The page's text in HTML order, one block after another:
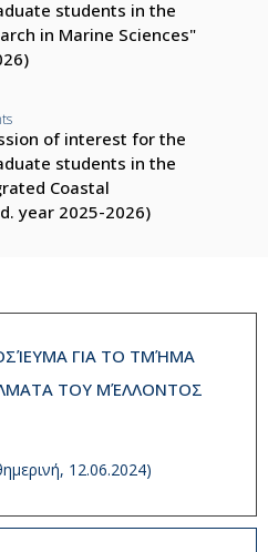
students in the
in Marine Sciences"
of interest for the
students in the
Coastal
year 2025-2026)
ΓΙΑ ΤΟ ΤΜΉΜΑ
ΤΟΥ ΜΈΛΛΟΝΤΟΣ
12.06.2024)